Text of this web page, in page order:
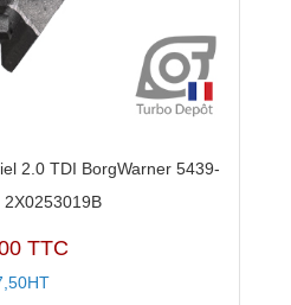
2.0 TDI BorgWarner 5439-
TTC